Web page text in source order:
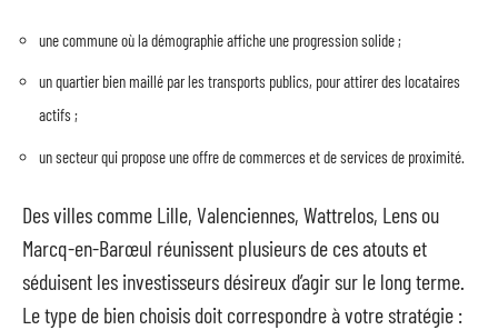
une commune où la démographie affiche une progression solide ;
un quartier bien maillé par les transports publics, pour attirer des locataires
actifs ;
un secteur qui propose une offre de commerces et de services de proximité.
Des villes comme Lille, Valenciennes, Wattrelos, Lens ou
Marcq-en-Barœul réunissent plusieurs de ces atouts et
séduisent les investisseurs désireux d’agir sur le long terme.
Le type de bien choisis doit correspondre à votre stratégie :